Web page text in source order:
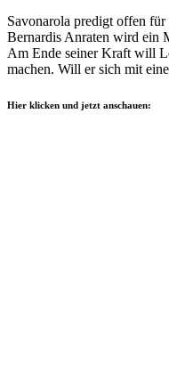
Savonarola predigt offen
Bernardis Anraten wird ein
Am Ende seiner Kraft will
machen. Will er sich mit
Hier klicken und jetzt anschauen: